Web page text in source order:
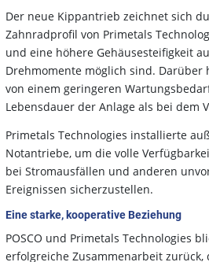
Der neue Kippantrieb zeichnet sich
Zahnradprofil von Primetals
und eine höhere Gehäusesteifigkeit
Drehmomente möglich sind. Darüber
von einem geringeren
Lebensdauer der Anlage als bei dem
Primetals Technologies installierte
Notantriebe, um die volle
bei Stromausfällen und anderen
Ereignissen sicherzustellen.
Eine starke, kooperative Beziehung
POSCO und Primetals Technologies
erfolgreiche Zusammenarbeit zurück,